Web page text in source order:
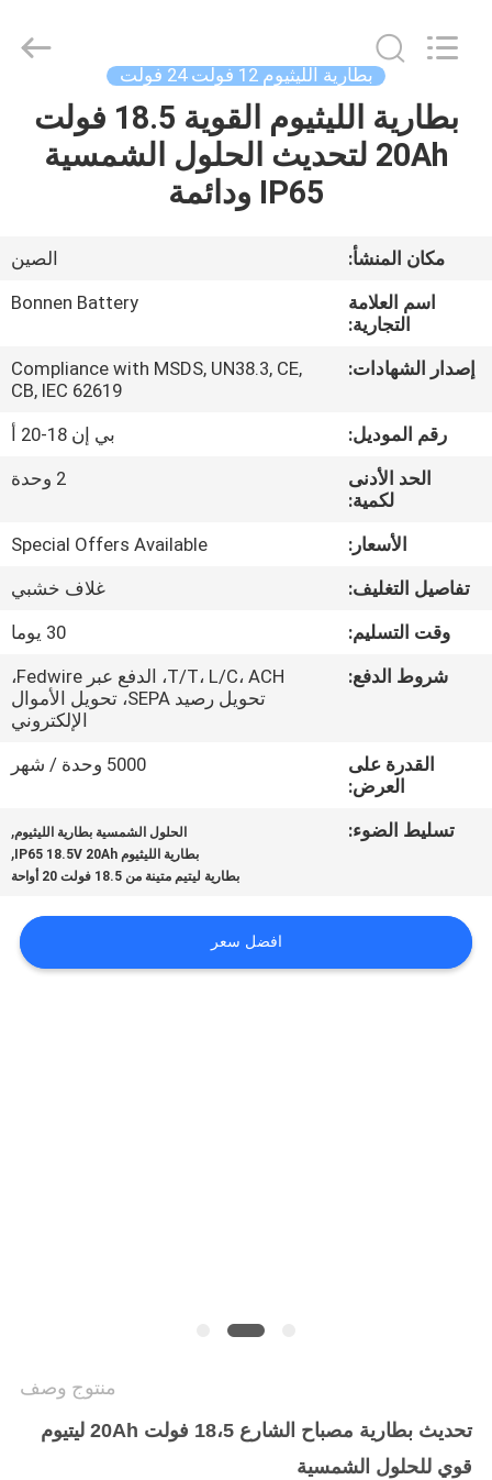
منزل
حول
جولة
المعمل
الجودة
اتصل
خريطة
الموقع
الخصوصية
Technology
بطارية الليثيوم 12 فولت 24 فولت
بطارية الليثيوم القوية 18.5 فولت
20Ah لتحديث الحلول الشمسية
IP65 ودائمة
مكان المنشأ:
الصين
اسم العلامة
التجارية:
Bonnen Battery
إصدار الشهادات:
Compliance with MSDS, UN38.3, CE,
CB, IEC 62619
رقم الموديل:
بي إن 18-20 أ
الحد الأدنى
لكمية:
2 وحدة
الأسعار:
Special Offers Available
تفاصيل التغليف:
غلاف خشبي
وقت التسليم:
30 يوما
شروط الدفع:
T/T، L/C، ACH، الدفع عبر Fedwire،
تحويل رصيد SEPA، تحويل الأموال
الإلكتروني
القدرة على
العرض:
5000 وحدة / شهر
تسليط الضوء: الحلول الشمسية بطارية الليثيوم,
بطارية الليثيوم IP65 18.5V 20Ah ,
بطارية ليتيم متينة من 18.5 فولت 20 أواحة
افضل سعر
منتوج وصف
تحديث بطارية مصباح الشارع 18،5 فولت 20Ah ليتيوم
قوي للحلول الشمسية